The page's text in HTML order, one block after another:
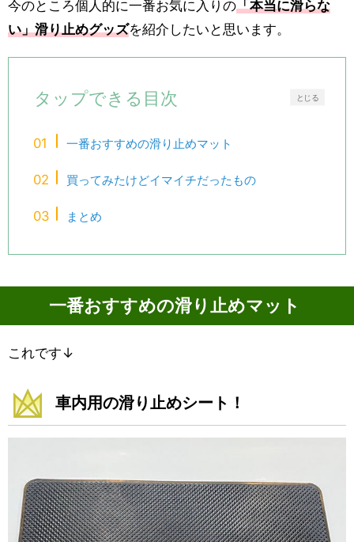
今のところ個人的に一番お気に入りの「本当に滑らな
い」滑り止めグッズを紹介したいと思います。
とじる
タップできる目次
一番おすすめの滑り止めマット
買ってみたけどイマイチだったもの
まとめ
一番おすすめの滑り止めマット
これです↓
車内用の滑り止めシート！